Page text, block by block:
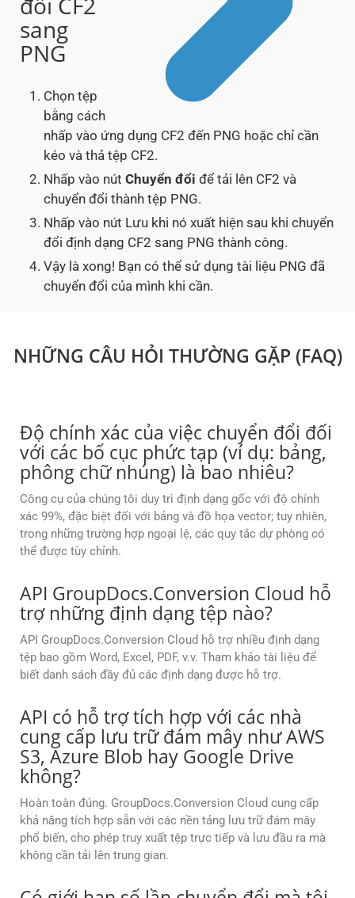
sang
PNG
Chọn tệp
bằng cách
nhấp vào ứng dụng CF2 đến PNG hoặc chỉ cần
kéo và thả tệp CF2.
Nhấp vào nút Chuyển đổi để tải lên CF2 và
chuyển đổi thành tệp PNG.
Nhấp vào nút Lưu khi nó xuất hiện sau khi chuyển
đổi định dạng CF2 sang PNG thành công.
Vậy là xong! Bạn có thể sử dụng tài liệu PNG đã
chuyển đổi của mình khi cần.
NHỮNG CÂU HỎI THƯỜNG GẶP (FAQ)
Độ chính xác của việc chuyển đổi đối
với các bố cục phức tạp (ví dụ: bảng,
phông chữ nhúng) là bao nhiêu?
Công cụ của chúng tôi duy trì định dạng gốc với độ chính
xác 99%, đặc biệt đối với bảng và đồ họa vector; tuy nhiên,
trong những trường hợp ngoại lệ, các quy tắc dự phòng có
thể được tùy chỉnh.
API GroupDocs.Conversion Cloud hỗ
trợ những định dạng tệp nào?
API GroupDocs.Conversion Cloud hỗ trợ nhiều định dạng
tệp bao gồm Word, Excel, PDF, v.v. Tham khảo tài liệu để
biết danh sách đầy đủ các định dạng được hỗ trợ.
API có hỗ trợ tích hợp với các nhà
cung cấp lưu trữ đám mây như AWS
S3, Azure Blob hay Google Drive
không?
Hoàn toàn đúng. GroupDocs.Conversion Cloud cung cấp
khả năng tích hợp sẵn với các nền tảng lưu trữ đám mây
phổ biến, cho phép truy xuất tệp trực tiếp và lưu đầu ra mà
không cần tải lên trung gian.